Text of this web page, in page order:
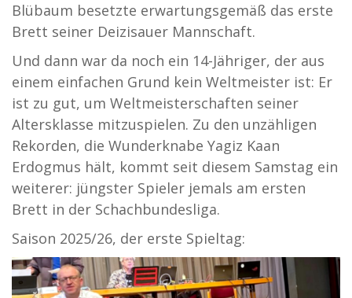
Blübaum besetzte erwartungsgemäß das erste
Brett seiner Deizisauer Mannschaft.
Und dann war da noch ein 14-Jähriger, der aus
einem einfachen Grund kein Weltmeister ist: Er
ist zu gut, um Weltmeisterschaften seiner
Altersklasse mitzuspielen. Zu den unzähligen
Rekorden, die Wunderknabe Yagiz Kaan
Erdogmus hält, kommt seit diesem Samstag ein
weiterer: jüngster Spieler jemals am ersten
Brett in der Schachbundesliga.
Saison 2025/26, der erste Spieltag: